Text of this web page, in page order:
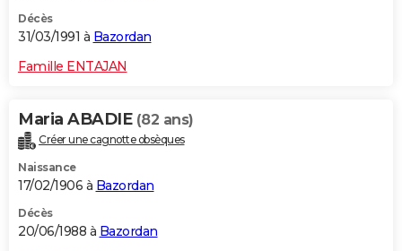
Décès
31/03/1991 à Bazordan
Famille ENTAJAN
Maria ABADIE (82 ans)
Créer une cagnotte obsèques
Naissance
17/02/1906 à Bazordan
Décès
20/06/1988 à Bazordan